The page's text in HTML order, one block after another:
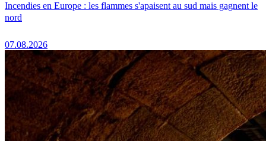
Incendies en Europe : les flammes s'apaisent au sud mais gagnent le
nord
07.08.2026